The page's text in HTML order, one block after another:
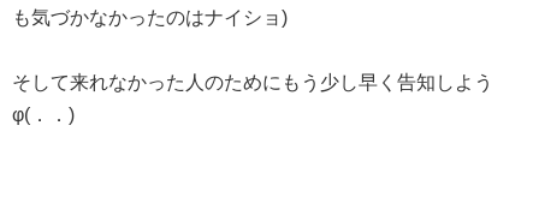
も気づかなかったのはナイショ)
そして来れなかった人のためにもう少し早く告知しよう
φ(．．)